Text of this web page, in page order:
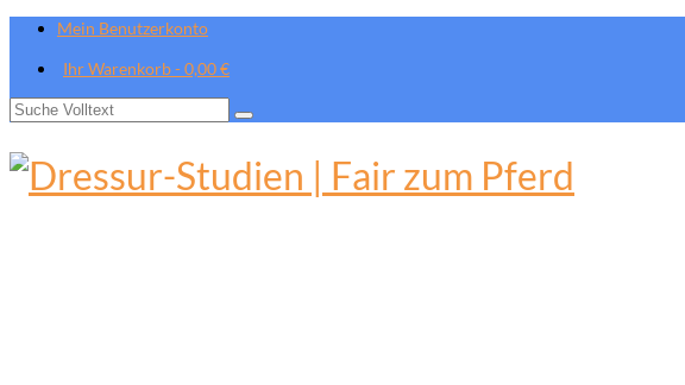
Mein Benutzerkonto
Ihr Warenkorb-0,00€
Suche